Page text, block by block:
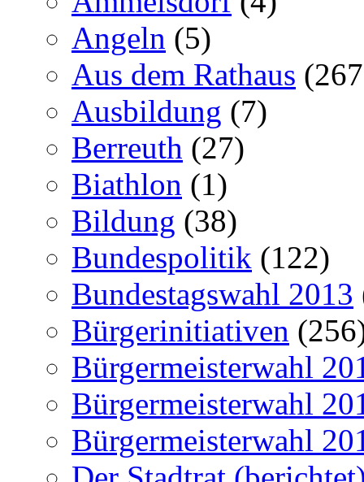
Angeln (5)
Aus dem Rathaus
Ausbildung (7)
Berreuth (27)
Biathlon (1)
Bildung (38)
Bundespolitik (122)
Bundestagswahl 2013
Bürgerinitiativen
Bürgermeisterwahl
Bürgermeisterwahl
Bürgermeisterwahl